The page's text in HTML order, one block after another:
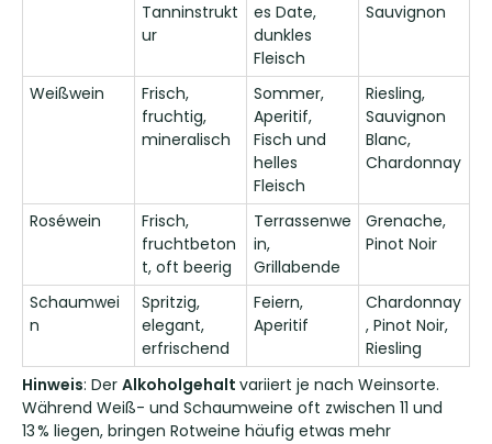
Tanninstrukt
ur
es Date,
dunkles
Fleisch
Sauvignon
Weißwein
Frisch,
fruchtig,
mineralisch
Sommer,
Aperitif,
Fisch und
helles
Fleisch
Riesling,
Sauvignon
Blanc,
Chardonnay
Roséwein
Frisch,
fruchtbeton
t, oft beerig
Terrassenwe
in,
Grillabende
Grenache,
Pinot Noir
Schaumwei
n
Spritzig,
elegant,
erfrischend
Feiern,
Aperitif
Chardonnay
, Pinot Noir,
Riesling
Hinweis: Der Alkoholgehalt variiert je nach Weinsorte.
Während Weiß- und Schaumweine oft zwischen 11 und
13 % liegen, bringen Rotweine häufig etwas mehr